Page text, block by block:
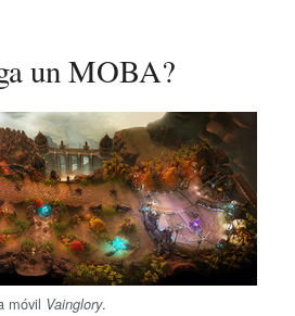
un MOBA?
móvil Vainglory.